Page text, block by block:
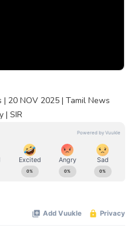
20 NOV 2025 | Tamil News
| SIR